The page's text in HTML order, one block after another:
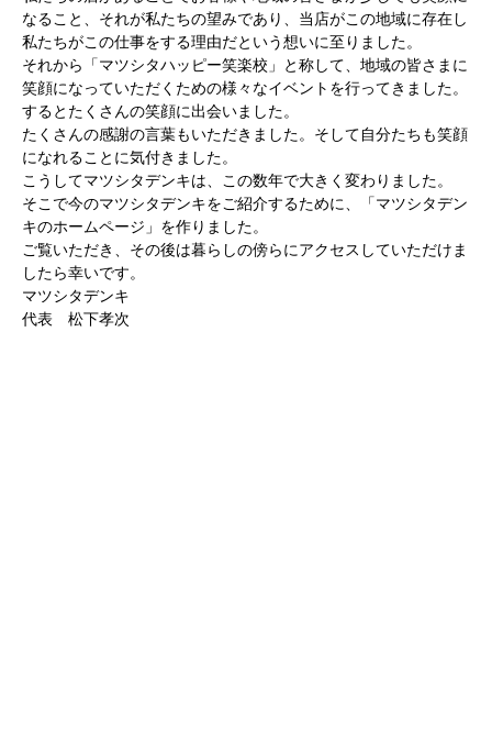
なること、それが私たちの望みであり、当店がこの地域に存在し
私たちがこの仕事をする理由だという想いに至りました。
それから「マツシタハッピー笑楽校」と称して、地域の皆さまに
笑顔になっていただくための様々なイベントを行ってきました。
するとたくさんの笑顔に出会いました。
たくさんの感謝の言葉もいただきました。そして自分たちも笑顔
になれることに気付きました。
こうしてマツシタデンキは、この数年で大きく変わりました。
そこで今のマツシタデンキをご紹介するために、「マツシタデン
キのホームページ」を作りました。
ご覧いただき、その後は暮らしの傍らにアクセスしていただけま
したら幸いです。
マツシタデンキ
代表 松下孝次